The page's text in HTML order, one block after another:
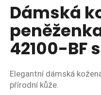
Dámská
42100-BF
Elegantní dámská
přírodní kůže.
D
o
p
o
r
č
u